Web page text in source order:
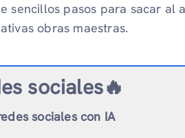
sencillos pasos para sacar al
obras maestras.
sociales🔥
sociales con IA